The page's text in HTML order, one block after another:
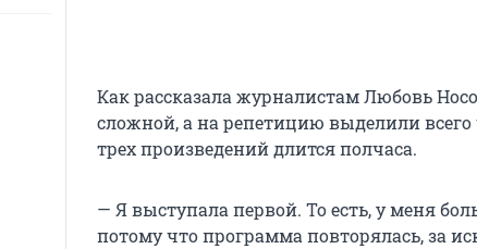
Как рассказала журналистам Любовь
сложной, а на репетицию выделили
трех произведений длится полчаса.
— Я выступала первой. То есть, у меня
потому что программа повторялась, за